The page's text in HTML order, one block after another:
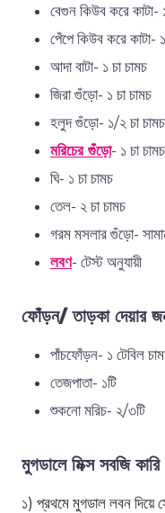
বেগুন কিউব করে কাটা-
পেঁপে কিউব করে কাটা-
আদা বাটা- ১ চা চামচ
জিরা গুঁড়ো- ১ চা চামচ
হলুদ গুঁড়ো- ১/২ চা চামচ
মরিচের গুঁড়ো- ১ চা চামচ
ঘি- ১ চা চামচ
তেল- ২ চা চামচ
গরম মসলার গুঁড়ো-
লবণ- টেস্ট অনুযায়ী
ফোঁড়ন/ তাড়কা দেয়ার
পাঁচফোঁড়ন- ১ টেবিল
তেজপাতা- ১টি
শুকনো মরিচ- ২/৩টি
মুগডালে মিক্স সবজি
১) প্রথমে মুগডাল লবন দিয়ে